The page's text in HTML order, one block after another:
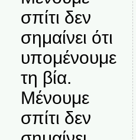
σπίτι δεν
σημαίνει ότι
υπομένουμε
τη βία.
Μένουμε
σπίτι δεν